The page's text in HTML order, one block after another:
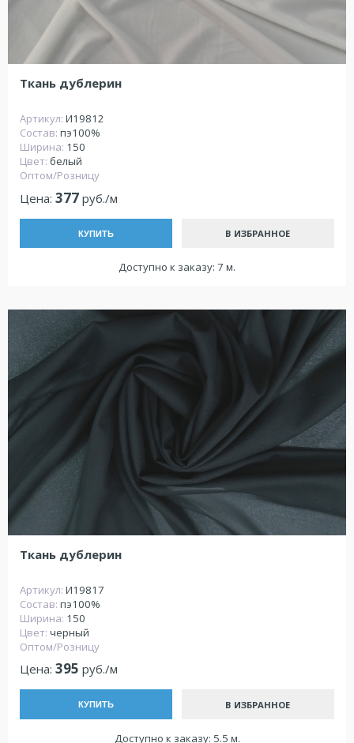
Ткань дублерин
Артикул: И19812
Состав: пэ100%
Ширина: 150
Цвет: белый
Оптом/Розницу
Цена: 377 руб./м
КУПИТЬ В ИЗБРАННОЕ
Доступно к заказу: 7 м.
Ткань дублерин
Артикул: И19817
Состав: пэ100%
Ширина: 150
Цвет: черный
Оптом/Розницу
Цена: 395 руб./м
КУПИТЬ В ИЗБРАННОЕ
Доступно к заказу: 5.5 м.